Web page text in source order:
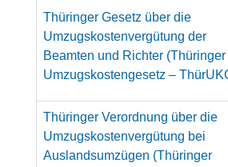
Thüringer Gesetz über die
Umzugskostenvergütung der
Beamten und Richter (Thüringer
Umzugskostengesetz –
Thüringer Verordnung über die
Umzugskostenvergütung bei
Auslandsumzügen (Thüringer